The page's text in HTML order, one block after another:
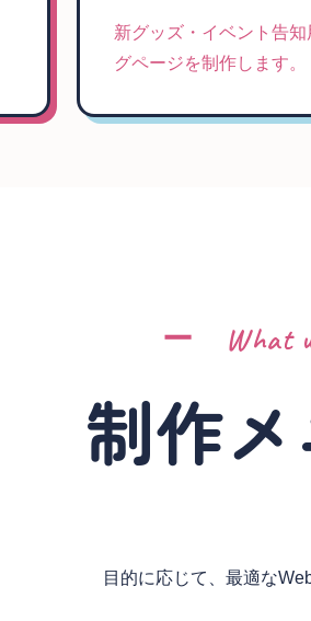
新グッズ・イベント告
グページを制作します。
ー What
制作
目的に応じて、最適な